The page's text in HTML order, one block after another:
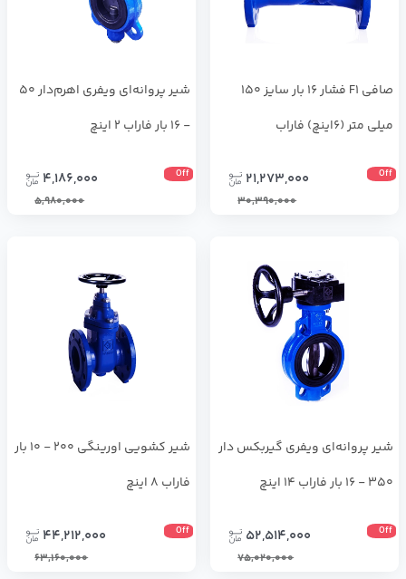
صافی F1 فشار 16 بار سایز 150
میلی متر (6اینچ) فاراب
Off
21,273,000
30,390,000
شیر پروانه‌ای ویفری اهرم‌دار 50
- 16 بار فاراب 2 اینچ
Off
4,186,000
5,980,000
شیر پروانه‌ای ویفری گیربکس دار
350 - 16 بار فاراب 14 اینچ
Off
52,514,000
75,020,000
شیر کشویی اورینگی 200 - 10 بار
فاراب 8 اینچ
Off
44,212,000
63,160,000